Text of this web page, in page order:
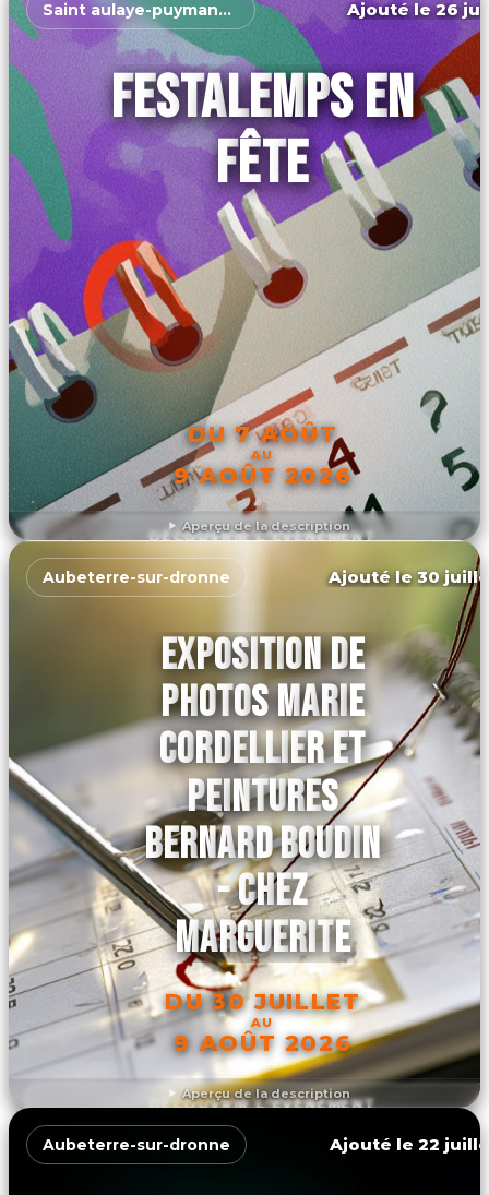
Aperçu de la description
Saint aulaye-puymangou Ajouté le 26
FESTALEMPS EN
FÊTE
DU 7 AOÛT
AU
9 AOÛT 2026
DÉCOUVRIR L'ÉVÉNEMENT
Aperçu de la description
Aubeterre-sur-dronne Ajouté le 30
EXPOSITION DE
PHOTOS MARIE
CORDELLIER ET
PEINTURES
BERNARD BOUDIN
- CHEZ
MARGUERITE
DU 30 JUILLET
AU
9 AOÛT 2026
DÉCOUVRIR L'ÉVÉNEMENT
Aubeterre-sur-dronne Ajouté le 22